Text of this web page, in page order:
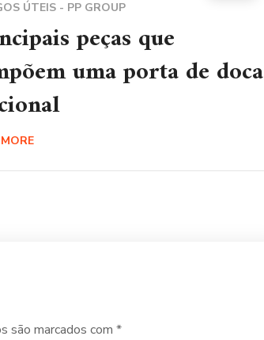
ÚTEIS - PP GROUP
peças que
uma porta de doca
são marcados com *